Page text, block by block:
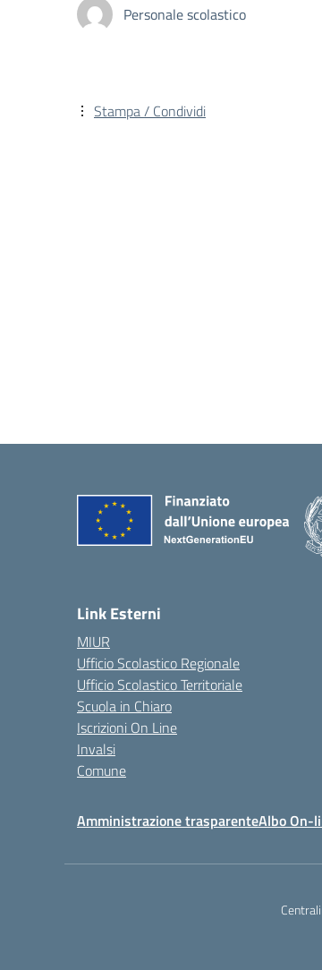
Personale scolastico
Stampa / Condividi
Link Esterni
MIUR
Ufficio Scolastico Regionale
Ufficio Scolastico Territoriale
Scuola in Chiaro
Iscrizioni On Line
Invalsi
Comune
Amministrazione trasparenteAlbo On-